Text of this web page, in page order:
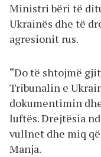
Ministri bëri të
Ukrainës dhe të
agresionit rus.
“Do të shtojmë
Tribunalin e
dokumentimin
luftës. Drejtësia
vullnet dhe miq
Manja.